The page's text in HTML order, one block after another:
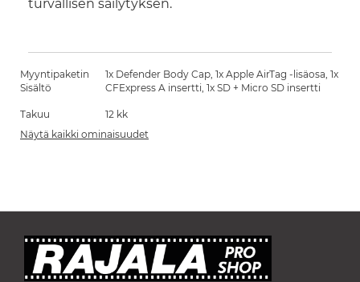
turvallisen säilytyksen.
Myyntipaketin
Sisältö
1x Defender Body Cap, 1x Apple AirTag -lisäosa, 1x
CFExpress A insertti, 1x SD + Micro SD insertti
Takuu
12 kk
Näytä kaikki ominaisuudet